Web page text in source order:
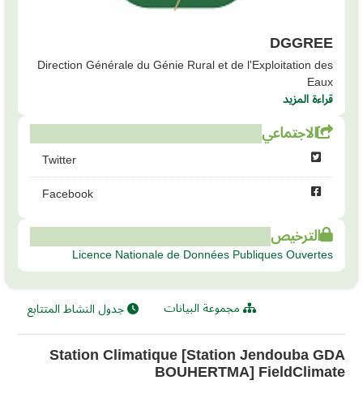
DGGREE
Direction Générale du Génie Rural et de l'Exploitation des
Eaux
قراءة المزيد
الاجتماعي
Twitter
Facebook
الترخيص
Licence Nationale de Données Publiques Ouvertes
مجموعة البيانات جدول النشاط المتتابع
Station Climatique [Station Jendouba GDA
BOUHERTMA] FieldClimate